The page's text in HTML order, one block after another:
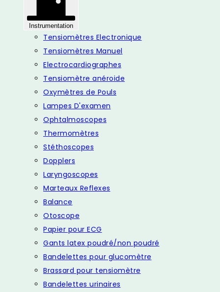
Instrumentation
Tensiomètres Electronique
Tensiomètres Manuel
Electrocardiographes
Tensiomètre anéroide
Oxymètres de Pouls
Lampes D'examen
Ophtalmoscopes
Thermomètres
Stéthoscopes
Dopplers
Laryngoscopes
Marteaux Reflexes
Balance
Otoscope
Papier pour ECG
Gants latex poudré/non poudré
Bandelettes pour glucomètre
Brassard pour tensiomètre
Bandelettes urinaires